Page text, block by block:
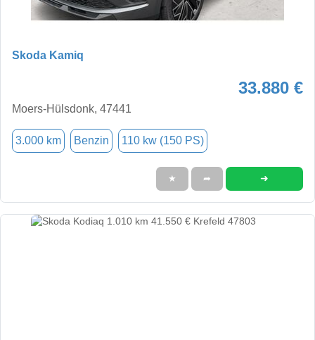
Skoda Kamiq
33.880 €
Moers-Hülsdonk, 47441
3.000 km Benzin 110 kw (150 PS)
★ ➦ ➜